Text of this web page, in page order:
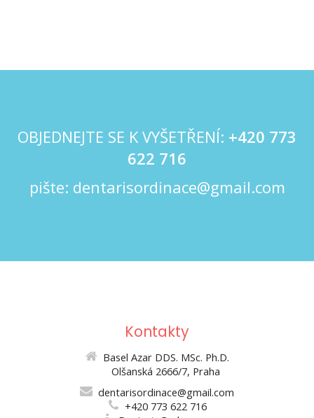
OBJEDNEJTE SE K VYŠETŘENÍ: +420 773
622 716
pište: dentarisordinace@gmail.com
Kontakty
Basel Azar DDS. MSc. Ph.D.
Olšanská 2666/7, Praha
dentarisordinace@gmail.com
+420 773 622 716